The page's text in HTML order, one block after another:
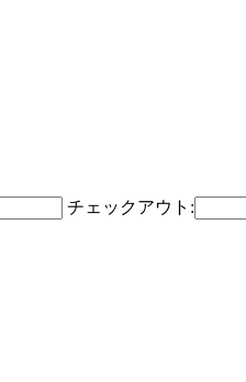
チェックアウト: